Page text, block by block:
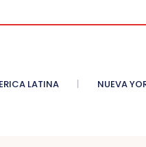
LATINA NUEVA